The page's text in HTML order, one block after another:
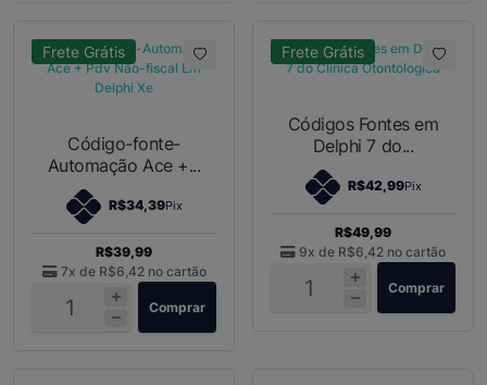
Frete Grátis
Código-fonte-
Automação Ace +...
R$34,39Pix
R$39,99
7x de R$6,42 no cartão
Comprar
Frete Grátis
Códigos Fontes em
Delphi 7 do...
R$42,99Pix
R$49,99
9x de R$6,42 no cartão
Comprar